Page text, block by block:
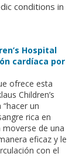
conditions in
Hospital
cardíaca por
ofrece esta
Children’s
un
rica en
de una
eficaz y le
con el